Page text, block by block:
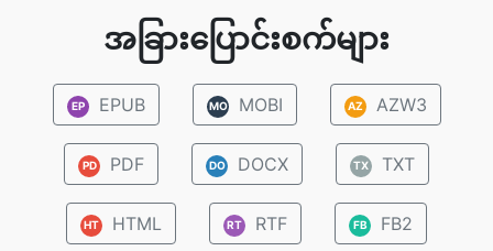
အခြားပြောင်းစက်များ
EP EPUB MO MOBI AZ AZW3
PD PDF DO DOCX TX TXT
HT HTML RT RTF FB FB2